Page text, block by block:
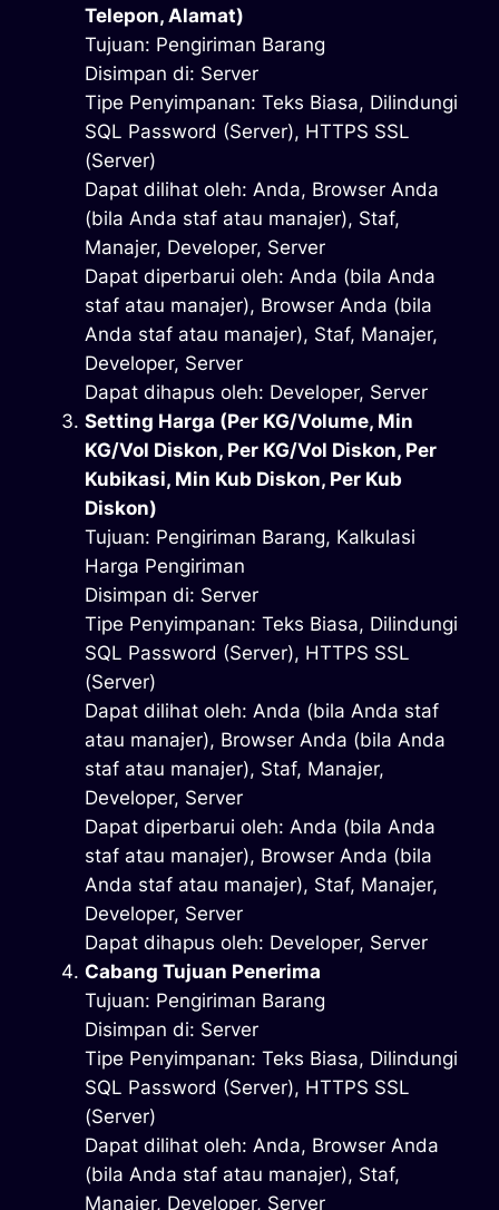
Telepon, Alamat)
Tujuan: Pengiriman Barang
Disimpan di: Server
Tipe Penyimpanan: Teks Biasa, Dilindungi
SQL Password (Server), HTTPS SSL
(Server)
Dapat dilihat oleh: Anda, Browser Anda
(bila Anda staf atau manajer), Staf,
Manajer, Developer, Server
Dapat diperbarui oleh: Anda (bila Anda
staf atau manajer), Browser Anda (bila
Anda staf atau manajer), Staf, Manajer,
Developer, Server
Dapat dihapus oleh: Developer, Server
Setting Harga (Per KG/Volume, Min
KG/Vol Diskon, Per KG/Vol Diskon, Per
Kubikasi, Min Kub Diskon, Per Kub
Diskon)
Tujuan: Pengiriman Barang, Kalkulasi
Harga Pengiriman
Disimpan di: Server
Tipe Penyimpanan: Teks Biasa, Dilindungi
SQL Password (Server), HTTPS SSL
(Server)
Dapat dilihat oleh: Anda (bila Anda staf
atau manajer), Browser Anda (bila Anda
staf atau manajer), Staf, Manajer,
Developer, Server
Dapat diperbarui oleh: Anda (bila Anda
staf atau manajer), Browser Anda (bila
Anda staf atau manajer), Staf, Manajer,
Developer, Server
Dapat dihapus oleh: Developer, Server
Cabang Tujuan Penerima
Tujuan: Pengiriman Barang
Disimpan di: Server
Tipe Penyimpanan: Teks Biasa, Dilindungi
SQL Password (Server), HTTPS SSL
(Server)
Dapat dilihat oleh: Anda, Browser Anda
(bila Anda staf atau manajer), Staf,
Manajer, Developer, Server